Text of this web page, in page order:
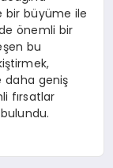
bir büyüme ile
önemli bir
bu
daha geniş
fırsatlar